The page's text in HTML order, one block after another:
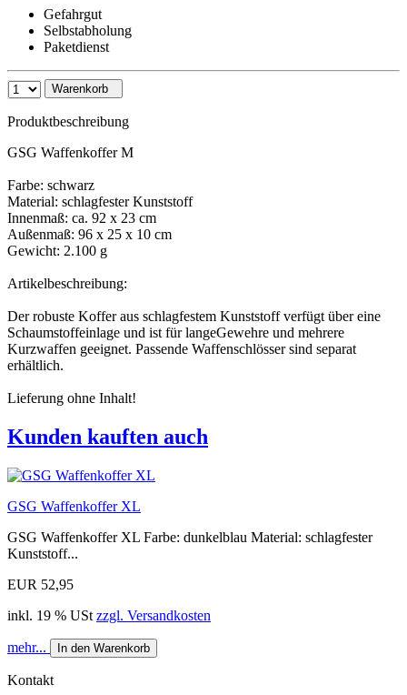
Gefahrgut
Selbstabholung
Paketdienst
Warenkorb
Produktbeschreibung
GSG Waffenkoffer M
Farbe: schwarz
Material: schlagfester Kunststoff
Innenmaß: ca. 92 x 23 cm
Außenmaß: 96 x 25 x 10 cm
Gewicht: 2.100 g
Artikelbeschreibung:
Der robuste Koffer aus schlagfestem Kunststoff verfügt über eine
Schaumstoffeinlage und ist für langeGewehre und mehrere
Kurzwaffen geeignet. Passende Waffenschlösser sind separat
erhältlich.
Lieferung ohne Inhalt!
Kunden kauften auch
GSG Waffenkoffer XL
GSG Waffenkoffer XL Farbe: dunkelblau Material: schlagfester
Kunststoff...
EUR 52,95
inkl. 19 % USt zzgl. Versandkosten
mehr... In den Warenkorb
Kontakt